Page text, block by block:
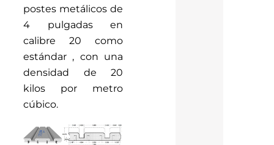
postes metálicos de
4 pulgadas en
calibre 20 como
estándar , con una
densidad de 20
kilos por metro
cúbico.